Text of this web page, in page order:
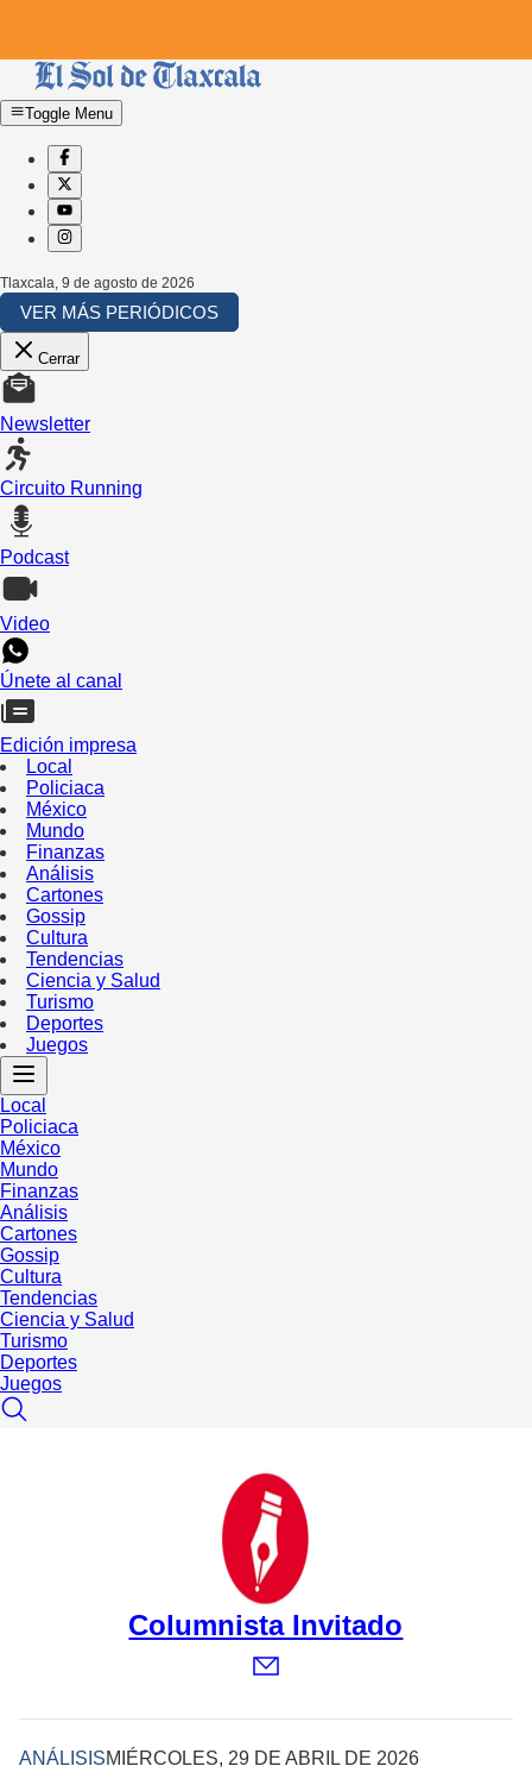
Toggle Menu
Tlaxcala 9 de agosto de 2026
VER MÁS PERIÓDICOS
Cerrar
Newsletter
Circuito Running
Podcast
Video
Únete al canal
Edición impresa
Local
Policiaca
México
Mundo
Finanzas
Análisis
Cartones
Gossip
Cultura
Tendencias
Ciencia y Salud
Turismo
Deportes
Juegos
Local
Policiaca
México
Mundo
Finanzas
Análisis
Cartones
Gossip
Cultura
Tendencias
Ciencia y Salud
Turismo
Deportes
Juegos
Columnista Invitado
ANÁLISISMIÉRCOLES, 29 DE ABRIL DE 2026